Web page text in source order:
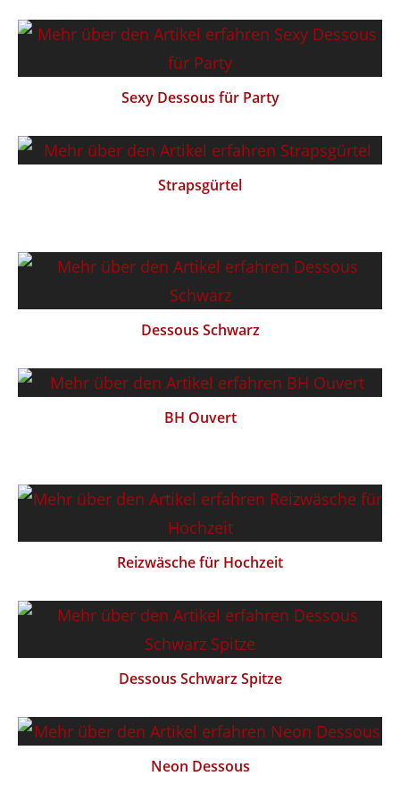
Sexy Dessous für Party
Strapsgürtel
Dessous Schwarz
BH Ouvert
Reizwäsche für Hochzeit
Dessous Schwarz Spitze
Neon Dessous